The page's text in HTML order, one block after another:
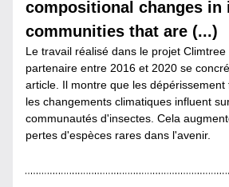
compositional changes in
communities that are (...)
Le travail réalisé dans le projet
partenaire entre 2016 et 2020 se
article. Il montre que les
les changements climatiques influent
communautés d'insectes. Cela
pertes d'espèces rares dans l'avenir.